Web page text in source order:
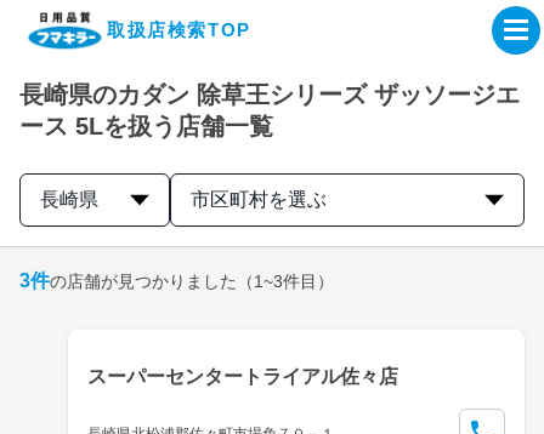
取扱店検索TOP
企業・IR情報サイト
製品情報サイト
取扱店検索はこちら
長崎県のカダン 除草王シリーズ ザッソージエ
ース 5Lを扱う店舗一覧
長崎県 市区町村を選ぶ
3件の店舗が見つかりました （1~3件目）
スーパーセンタートライアル佐々店